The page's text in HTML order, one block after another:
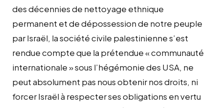
des décennies de nettoyage ethnique
permanent et de dépossession de notre peuple
par Israël, la société civile palestinienne s’est
rendue compte que la prétendue « communauté
internationale » sous l’hégémonie des USA, ne
peut absolument pas nous obtenir nos droits, ni
forcer Israël à respecter ses obligations en vertu